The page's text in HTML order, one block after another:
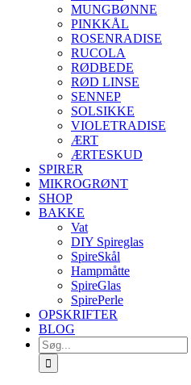
MUNGBØNNE
PINKKÅL
ROSENRADISE
RUCOLA
RØDBEDE
RØD LINSE
SENNEP
SOLSIKKE
VIOLETRADISE
ÆRT
ÆRTESKUD
SPIRER
MIKROGRØNT
SHOP
BAKKE
Vat
DIY Spireglas
SpireSkål
Hampmåtte
SpireGlas
SpirePerle
OPSKRIFTER
BLOG
Søg
efter: